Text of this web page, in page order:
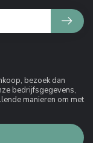
bezoek dan
bedrijfsgegevens,
manieren om met